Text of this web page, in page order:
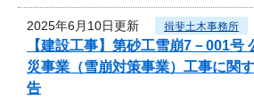
2025年6月10日更新 揖斐土木事務所
【建設工事】第砂工雪崩7－001
災事業（雪崩対策事業）工事に関
告